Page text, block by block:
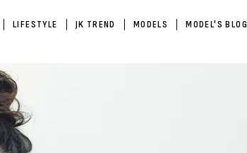
LIFESTYLE JK TREND MODELS MODEL'S BLOG